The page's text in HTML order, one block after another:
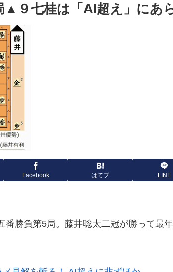
▲９七桂は「AI超え」にあ
Facebook はてブ LINE
番勝負第5局。藤井聡太二冠が勝って最